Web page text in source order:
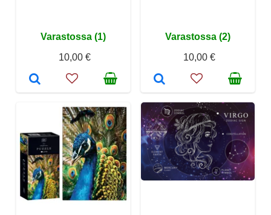
Varastossa (1)
10,00 €
Varastossa (2)
10,00 €